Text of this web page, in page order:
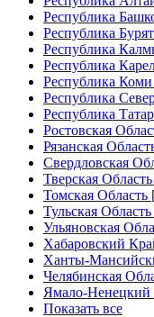
Республика
Республика
Республика
Республика
Республика
Республика
Республика
Ростовская
Рязанская
Свердловская
Тверская
Томская Область
Тульская
Ульяновская
Хабаровский
Ханты-
Челябинская
Ямало-
Показать все